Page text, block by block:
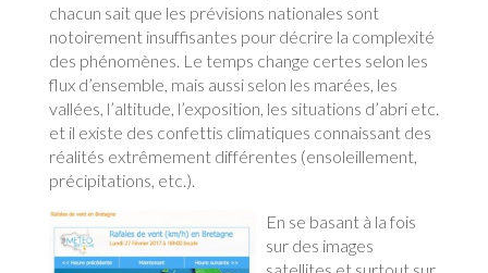
chacun sait que les prévisions nationales sont
notoirement insuffisantes pour décrire la complexité
des phénomènes. Le temps change certes selon les
flux d’ensemble, mais aussi selon les marées, les
vallées, l’altitude, l’exposition, les situations d’abri etc.
et il existe des confettis climatiques connaissant des
réalités extrêmement différentes (ensoleillement,
précipitations, etc.).
En se basant à la fois
sur des images